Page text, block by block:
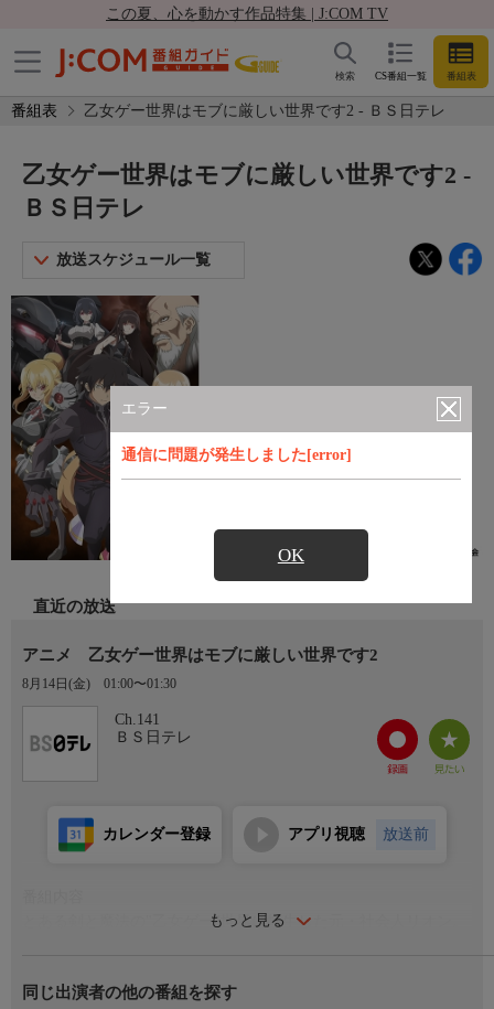
この夏、心を動かす作品特集 | J:COM TV
CS番組一覧 番組表
検索
番組表 乙女ゲー世界はモブに厳しい世界です2 - ＢＳ日テレ
エラー
通信に問題が発生しました[error]
OK
乙女ゲー世界はモブに厳しい世界です2 -
ＢＳ日テレ
放送スケジュール一覧
直近の放送
アニメ 乙女ゲー世界はモブに厳しい世界です2
8月14日(金) 01:00〜01:30
Ch.141
ＢＳ日テレ
もっと見る
カレンダー登録 アプリ視聴 放送前
とある剣と魔法の"乙女ゲー"世界に転生した元・社会人リオン。
同じ出演者の他の番組を探す